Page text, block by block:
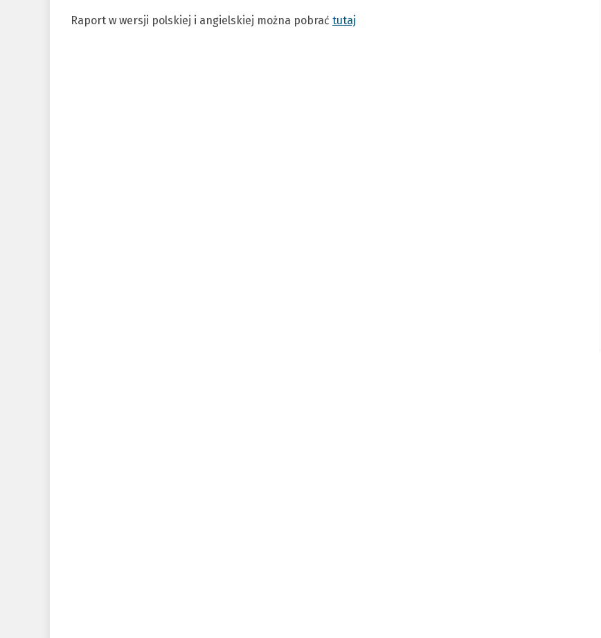
Raport w wersji polskiej i angielskiej można pobrać tutaj